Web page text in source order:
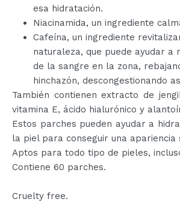
esa hidratación.
Niacinamida, un ingrediente
Cafeína, un ingrediente
naturaleza, que puede ayudar a
de la sangre en la zona,
hinchazón, descongestionando
También contienen extracto de
vitamina E, ácido hialurónico y
Estos parches pueden ayudar a
la piel para conseguir una
Aptos para todo tipo de pieles,
Contiene 60 parches.
Cruelty free.